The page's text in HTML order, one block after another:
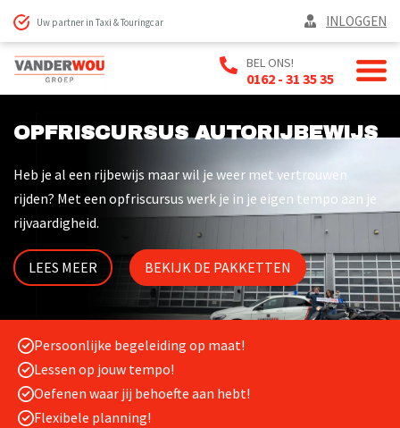
Uw partner in Taxi & Touringcar INLOGGEN
BEL ONS!
0162 - 31 35 35
OPFRISCURSUS AUTORIJBEWIJS
Heb je al een rijbewijs maar wil je weer met vertrouwen
rijden? Met een opfriscursus werk je in je eigen tempo aan je
rijvaardigheid.
LEES MEER BEKIJK DE PAKKETTEN
Persoonlijke begeleiding op maat!
Lessen op jouw tempo!
Oefenen waar jij behoefte aan hebt!
Flexibele planning!